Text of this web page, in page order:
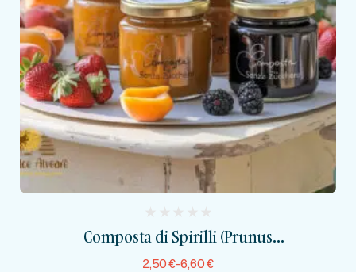
Composta di Spirilli (Prunus
spinosa)100%FRUTTA
reviews)
2,50€-6,60€